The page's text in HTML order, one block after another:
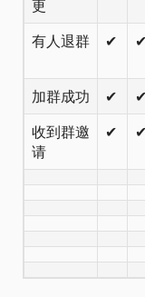
更
有人退群
✔ ✔
加群成功
✔
✔
收到群邀
请
✔ ✔